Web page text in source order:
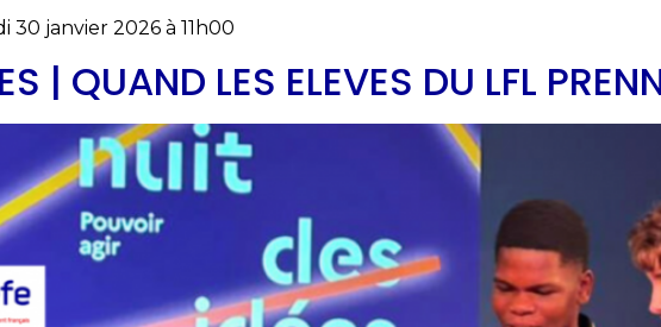
janvier 2026 à 11h00
| QUAND LES ELEVES DU LFL